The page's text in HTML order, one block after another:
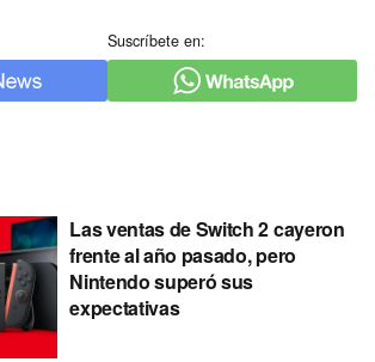
Suscríbete en:
Las ventas de Switch 2 cayeron
frente al año pasado, pero
Nintendo superó sus
expectativas